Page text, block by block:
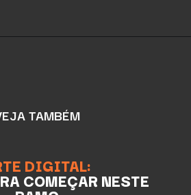
DIGITAL:
COMEÇAR NESTE
TAMBÉM